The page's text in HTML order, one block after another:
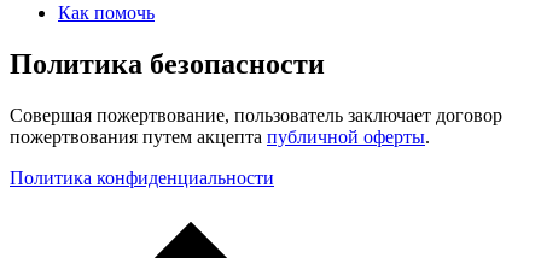
Как помочь
Политика безопасности
Совершая пожертвование, пользователь заключает договор
пожертвования путем акцепта публичной оферты.
Политика конфиденциальности